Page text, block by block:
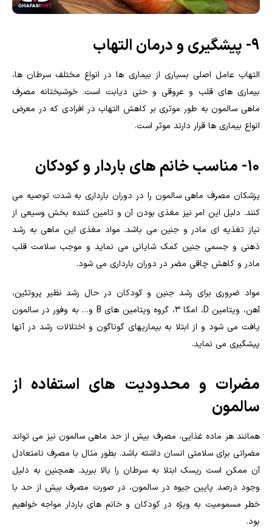
۹- پیشگیری و درمان التهاب
التهاب عامل اصلی بسیاری از بیماری ها در انواع مختلف سرطان ها،
بیماری های قلب و عروقی و حتی دیابت است. خوشبختانه مصرف
ماهی سالمون به طور موثری بر کاهش التهاب در افرادی که در معرض
انواع بیماری ها قرار دارند موثر است.
۱۰- مناسب خانم های باردار و کودکان
پزشکان مصرف ماهی سالمون را در دوران بارداری به شدت توصیه می
کنند. دلیل این امر نیز مغذی بودن آن و تامین کننده بخش وسیعی از
نیاز تغذیه ای مادر و جنین می باشد. مواد مغذی این ماهی به رشد
ذهنی و جسمی جنین کمک شایانی می نماید و موجب سلامت قلب
مادر و کاهش چاقی مضر در دوران بارداری می شود.
مواد ضروری برای رشد جنین و کودکان در حال رشد نظیر پروتئین،
آهن، ویتامین D، امگا 3، گروه ویتامین های B و… به وفور در سالمون
یافت می شود و از ابتلا به بیماریهای گوناگون و اختلالات رشد در آنها
پیشگیری می نماید.
مضرات و محدودیت های استفاده از
سالمون
همانند هر ماده غذایی، مصرف بیش از حد ماهی سالمون نیز می تواند
مضراتی برای سلامتی انسان داشته باشد. بطور مثال با مصرف نامتعادل
آن ممکن است ریسک ابتلا به سرطان را بالا ببرید. همچنین به دلیل
وجود درصد پایین جیوه در سالمون، در صورت مصرف بیش از حد با
خطر مسمومیت به ویژه در کودکان و خانم های باردار مواجه خواهیم
بود.